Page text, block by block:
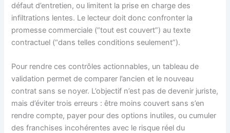
défaut d’entretien, ou limitent la prise en charge des
infiltrations lentes. Le lecteur doit donc confronter la
promesse commerciale (“tout est couvert”) au texte
contractuel (“dans telles conditions seulement”).
Pour rendre ces contrôles actionnables, un tableau de
validation permet de comparer l’ancien et le nouveau
contrat sans se noyer. L’objectif n’est pas de devenir juriste,
mais d’éviter trois erreurs : être moins couvert sans s’en
rendre compte, payer pour des options inutiles, ou cumuler
des franchises incohérentes avec le risque réel du